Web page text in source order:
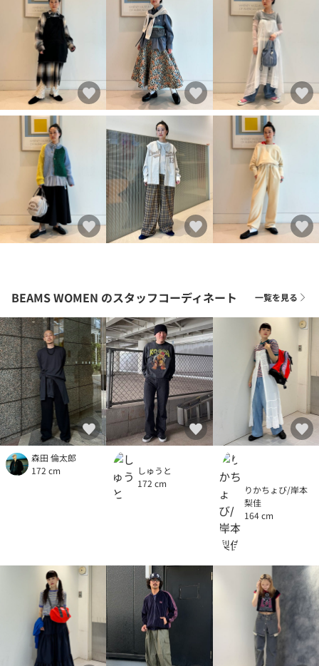
BEAMS WOMEN のスタッフコーディネート 一覧を見る
森田 倫太郎
172 cm
しゅうと
172 cm
りかちょび/岸本
梨佳
164 cm